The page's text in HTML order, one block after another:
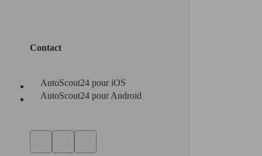
Contact
AutoScout24 pour iOS
AutoScout24 pour Android